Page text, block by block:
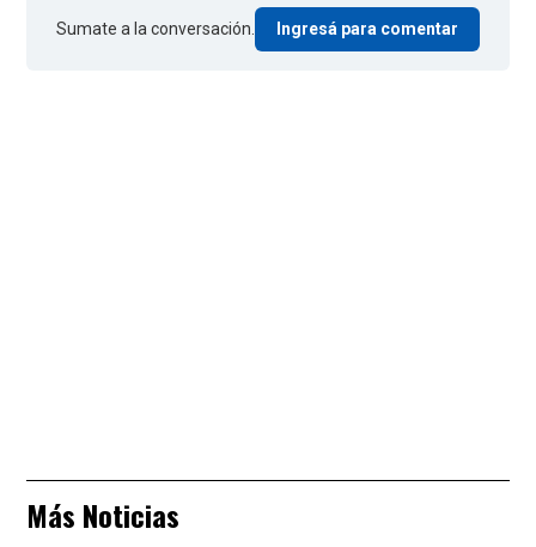
Sumate a la conversación. Ingresá para comentar
Más Noticias